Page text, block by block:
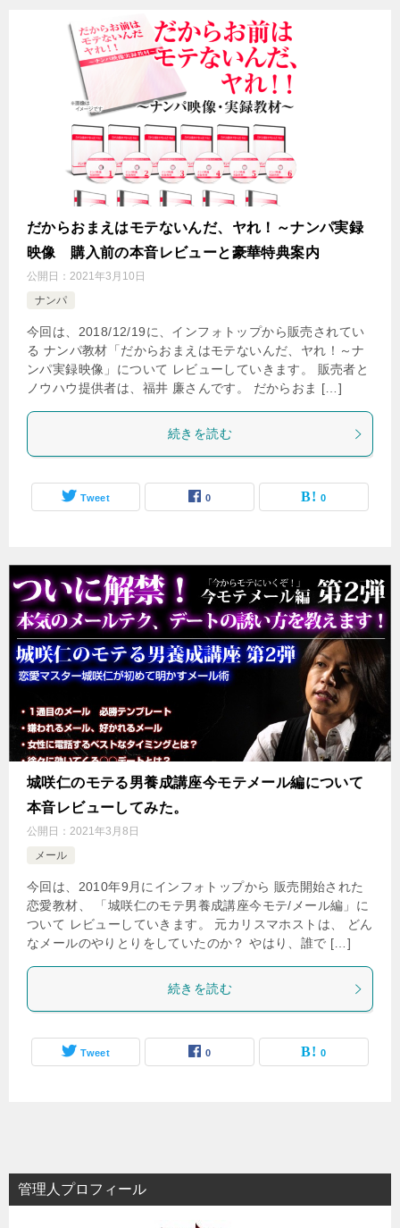
だからおまえはモテないんだ、ヤれ！～ナンパ実録
映像 購入前の本音レビューと豪華特典案内
公開日： 2021年3月10日
ナンパ
今回は、2018/12/19に、インフォトップから販売されてい
る ナンパ教材「だからおまえはモテないんだ、ヤれ！～ナ
ンパ実録映像」について レビューしていきます。 販売者と
ノウハウ提供者は、福井 廉さんです。 だからおま […]
続きを読む
Tweet 0 0
城咲仁のモテる男養成講座今モテメール編について
本音レビューしてみた。
公開日： 2021年3月8日
メール
今回は、2010年9月にインフォトップから 販売開始された
恋愛教材、 「城咲仁のモテ男養成講座今モテ/メール編」に
ついて レビューしていきます。 元カリスマホストは、 どん
なメールのやりとりをしていたのか？ やはり、誰で […]
続きを読む
Tweet 0 0
管理人プロフィール